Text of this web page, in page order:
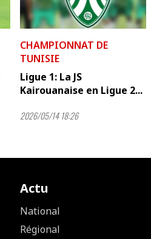
CHAMPIONNAT DE
TUNISIE
Ligue 1: La JS
Kairouanaise en Ligue 2...
2026/05/14 18:26
Actu
National
Régional